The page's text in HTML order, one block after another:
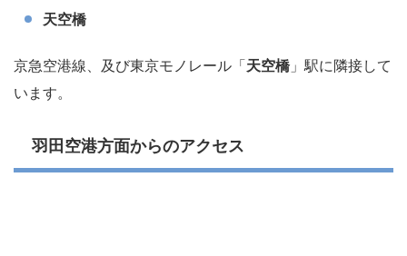
天空橋
京急空港線、及び東京モノレール「天空橋」駅に隣接して
います。
羽田空港方面からのアクセス